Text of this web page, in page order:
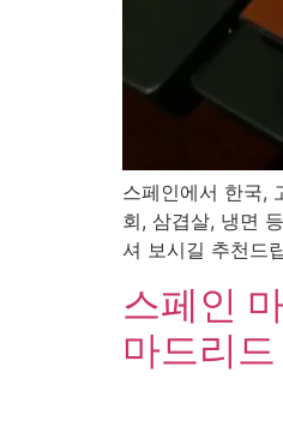
스페인에서 한국,
회, 삼겹살, 냉면
셔 보시길 추천드
스페인
마드리